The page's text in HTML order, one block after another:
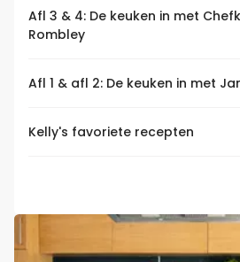
Afl 3 & 4: De keuken in met
Rombley
Afl 1 & afl 2: De keuken in met
Kelly's favoriete recepten